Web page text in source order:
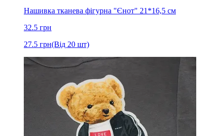
Нашивка тканева фігурна "Єнот" 21*16,5 см
32.5 грн
27.5 грн(Від 20 шт)